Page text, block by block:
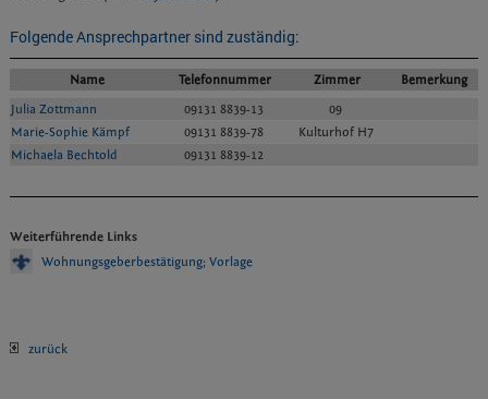
Folgende Ansprechpartner sind zuständig:
Name Telefonnummer Zimmer
Bemerkung
Julia Zottmann
09131 8839-13
09
Marie-Sophie Kämpf
09131 8839-78
Kulturhof H7
Michaela Bechtold
09131 8839-12
Weiterführende Links
Wohnungsgeberbestätigung; Vorlage
zurück